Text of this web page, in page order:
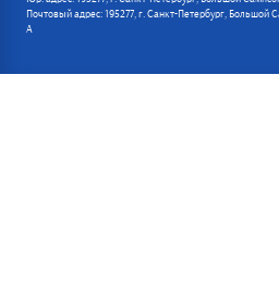
Почтовый адрес: 195277, г. Санкт-Петербург,
А